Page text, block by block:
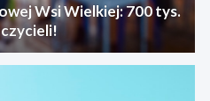
Wsi Wielkiej: 700 tys.